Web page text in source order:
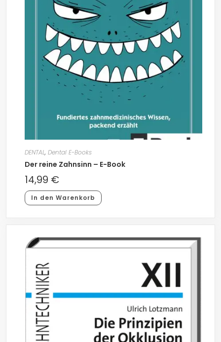
DENTAL, Dental E-Books
Der reine Zahnsinn – E-Book
14,99 €
In den Warenkorb